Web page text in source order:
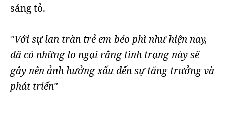
sáng tỏ.
"Với sự lan tràn trẻ em béo phì như hiện nay,
đã có những lo ngại rằng tình trạng này sẽ
gây nên ảnh hưởng xấu đến sự tăng trưởng và
phát triển"